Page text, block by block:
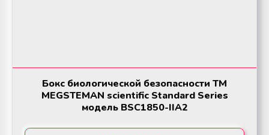
Бокс биологической безопасности ТМ
MEGSTEMAN scientific Standard Series
модель BSC1850-IIA2